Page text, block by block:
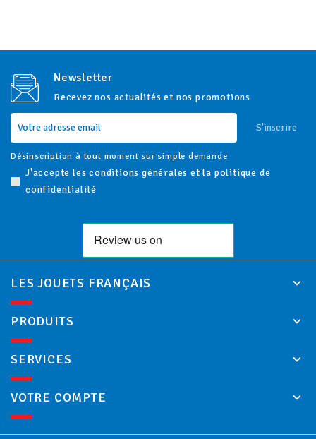
Newsletter
Recevez nos actualités et nos promotions
S'inscrire
Désinscription à tout moment sur simple demande
J'accepte les conditions générales et la politique de
confidentialité
LES JOUETS FRANÇAIS
PRODUITS
SERVICES
VOTRE COMPTE